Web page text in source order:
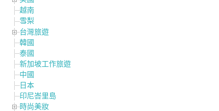
越南
雪梨
台灣旅遊
韓國
泰國
新加坡工作旅遊
中國
日本
印尼峇里島
時尚美妝